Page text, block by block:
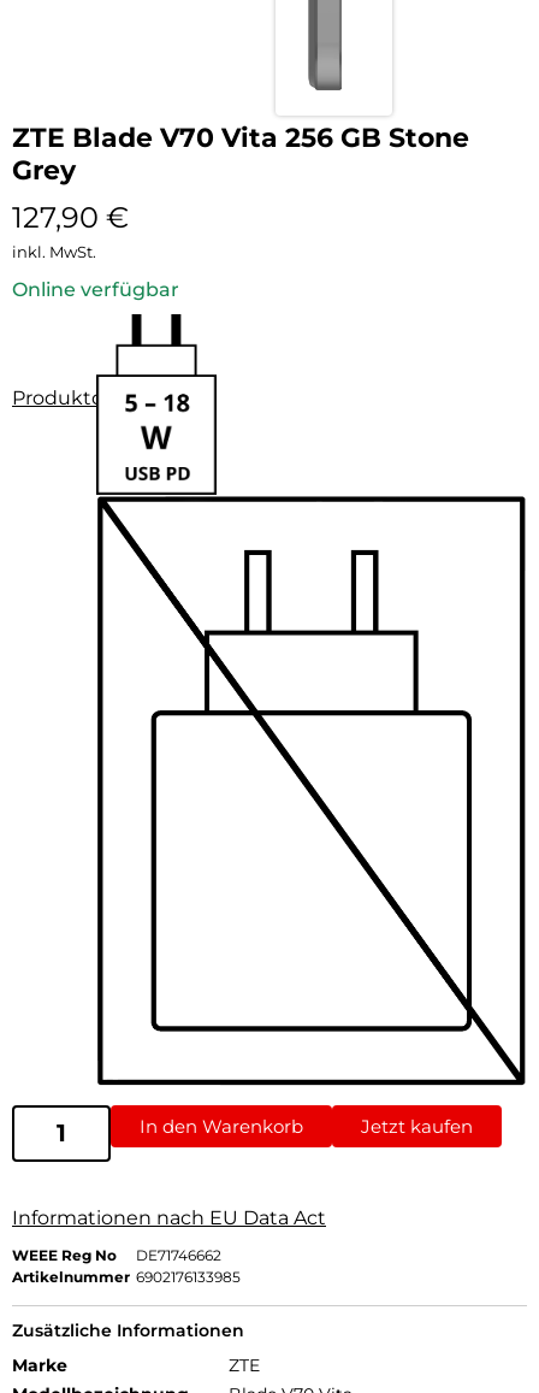
ZTE Blade V70 Vita 256 GB Stone
Grey
127,90 €
inkl. MwSt.
Online verfügbar
Produktdatenblatt
In den Warenkorb Jetzt kaufen
Informationen nach EU Data Act
WEEE Reg No
DE71746662
Artikelnummer 6902176133985
Zusätzliche Informationen
Marke
ZTE